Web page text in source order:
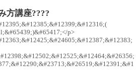
方講座????
p>